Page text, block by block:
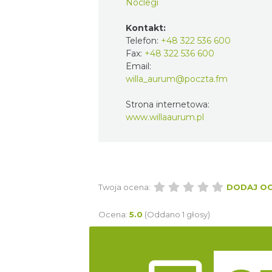
Noclegi
Kontakt:
Telefon: +48 322 536 600
Fax: +48 322 536 600
Email:
willa_aurum@poczta.fm
Strona internetowa:
www.willaaurum.pl
Twoja ocena: DODAJ
Ocena: 5.0 (Oddano 1 głosy)